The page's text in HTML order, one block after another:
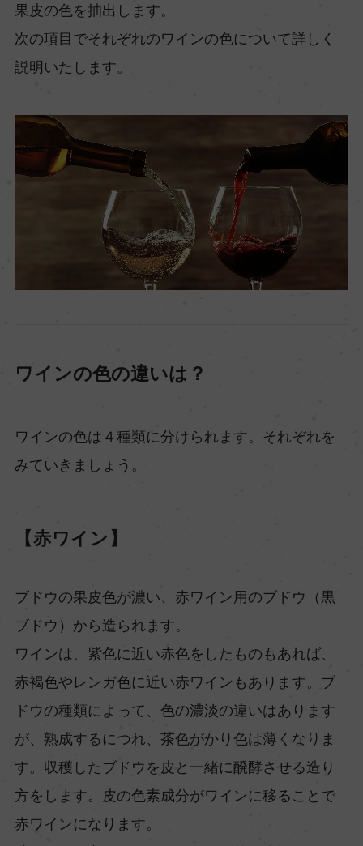
果皮の色を抽出します。
次の項目でそれぞれのワインの色について詳しく
説明いたします。
ワインの色の違いは？
ワインの色は４種類に分けられます。それぞれを
みていきましょう。
【赤ワイン】
ブドウの果皮色が濃い、赤ワイン用のブドウ（黒
ブドウ）から造られます。
ワインは、紫色に近い赤色をしたものもあれば、
赤褐色やレンガ色に近い赤ワインもあります。ブ
ドウの種類によって、色の濃淡の違いはあります
が、熟成するにつれ、茶色がかり色は薄くなりま
す。収穫したブドウを皮と一緒に醗酵させる造り
方をします。皮の色素成分がワインに移ることで
赤ワインになります。